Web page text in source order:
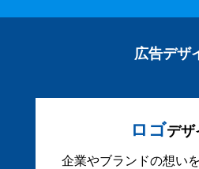
広告デザ
ロゴデザ
企業やブランドの想い